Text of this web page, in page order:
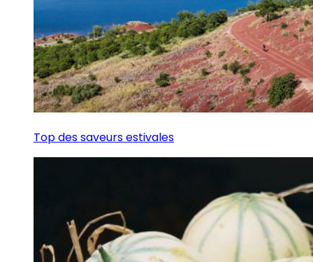
Top des saveurs estivales